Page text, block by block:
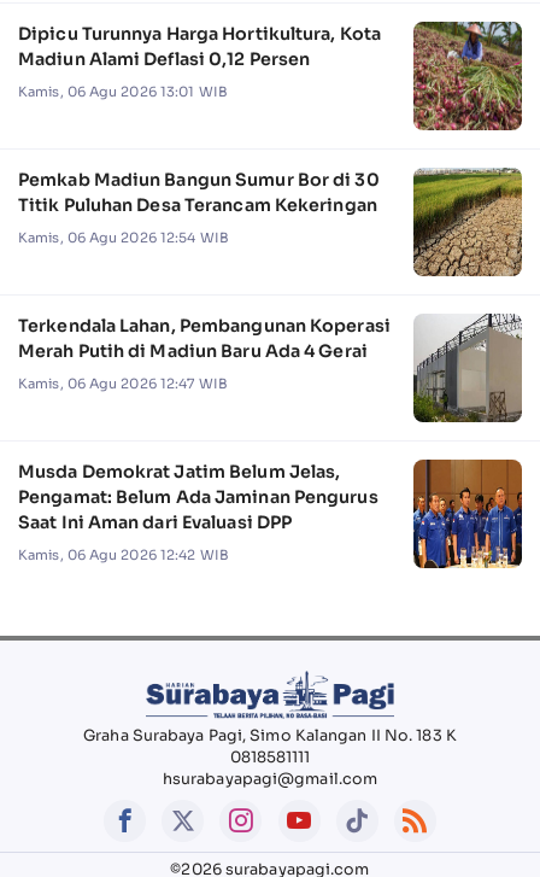
Dipicu Turunnya Harga Hortikultura, Kota
Madiun Alami Deflasi 0,12 Persen
Kamis, 06 Agu 2026 13:01 WIB
Pemkab Madiun Bangun Sumur Bor di 30
Titik Puluhan Desa Terancam Kekeringan
Kamis, 06 Agu 2026 12:54 WIB
Terkendala Lahan, Pembangunan Koperasi
Merah Putih di Madiun Baru Ada 4 Gerai
Kamis, 06 Agu 2026 12:47 WIB
Musda Demokrat Jatim Belum Jelas,
Pengamat: Belum Ada Jaminan Pengurus
Saat Ini Aman dari Evaluasi DPP
Kamis, 06 Agu 2026 12:42 WIB
Graha Surabaya Pagi, Simo Kalangan II No. 183 K
0818581111
hsurabayapagi@gmail.com
©2026 surabayapagi.com